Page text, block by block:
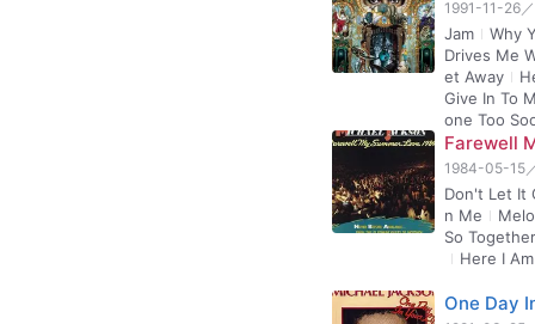
1991-11-26／
Jam
Why
Drives Me
et Away
Give In To
one Too
Farewell
1984-05-15
Don't Let It
n Me
So Together
Here I Am
One Day